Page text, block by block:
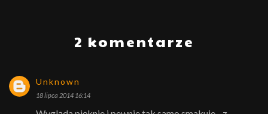
2 komentarze
Unknown
18 lipca 2014 16:14